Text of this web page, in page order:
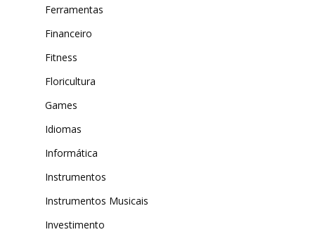
Ferramentas
Financeiro
Fitness
Floricultura
Games
Idiomas
Informática
Instrumentos
Instrumentos Musicais
Investimento